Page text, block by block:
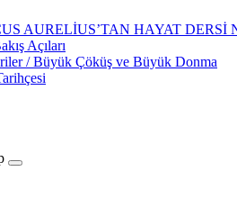
AURELİUS’TAN HAYAT DERSİ
Açıları
/ Büyük Çöküş ve Büyük Donma